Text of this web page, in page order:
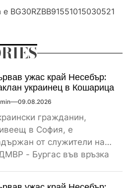
BG30RZBB91551015030521
ужас край Несебър:
украинец в Кошарица
09.08.2026
гражданин,
в София, е
от служители на
- Бургас във връзка